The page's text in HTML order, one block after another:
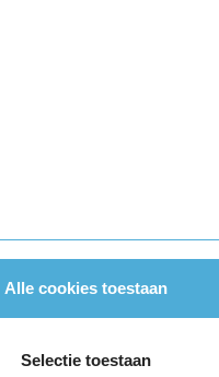
Alle cookies toestaan
Selectie toestaan
bij
te komen om de
kosten voor de
mijn banden
banden thuis opslaan.
KwikFit ook